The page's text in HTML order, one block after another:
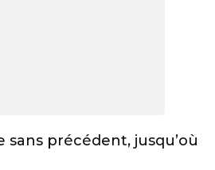
sans précédent, jusqu’où